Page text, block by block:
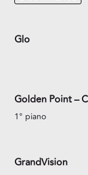
Glo
Golden Point –
1° piano
GrandVision